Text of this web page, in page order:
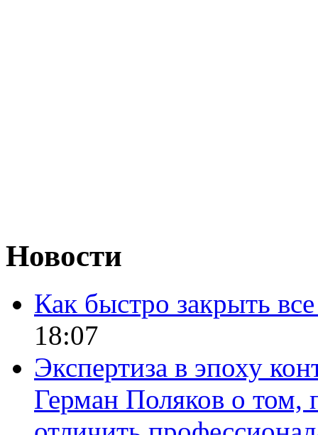
Новости
Как быстро закрыть
18:07
Экспертиза в эпоху
Герман Поляков о том,